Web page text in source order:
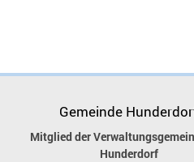
Gemeinde
Mitglied der
Hunderdorf